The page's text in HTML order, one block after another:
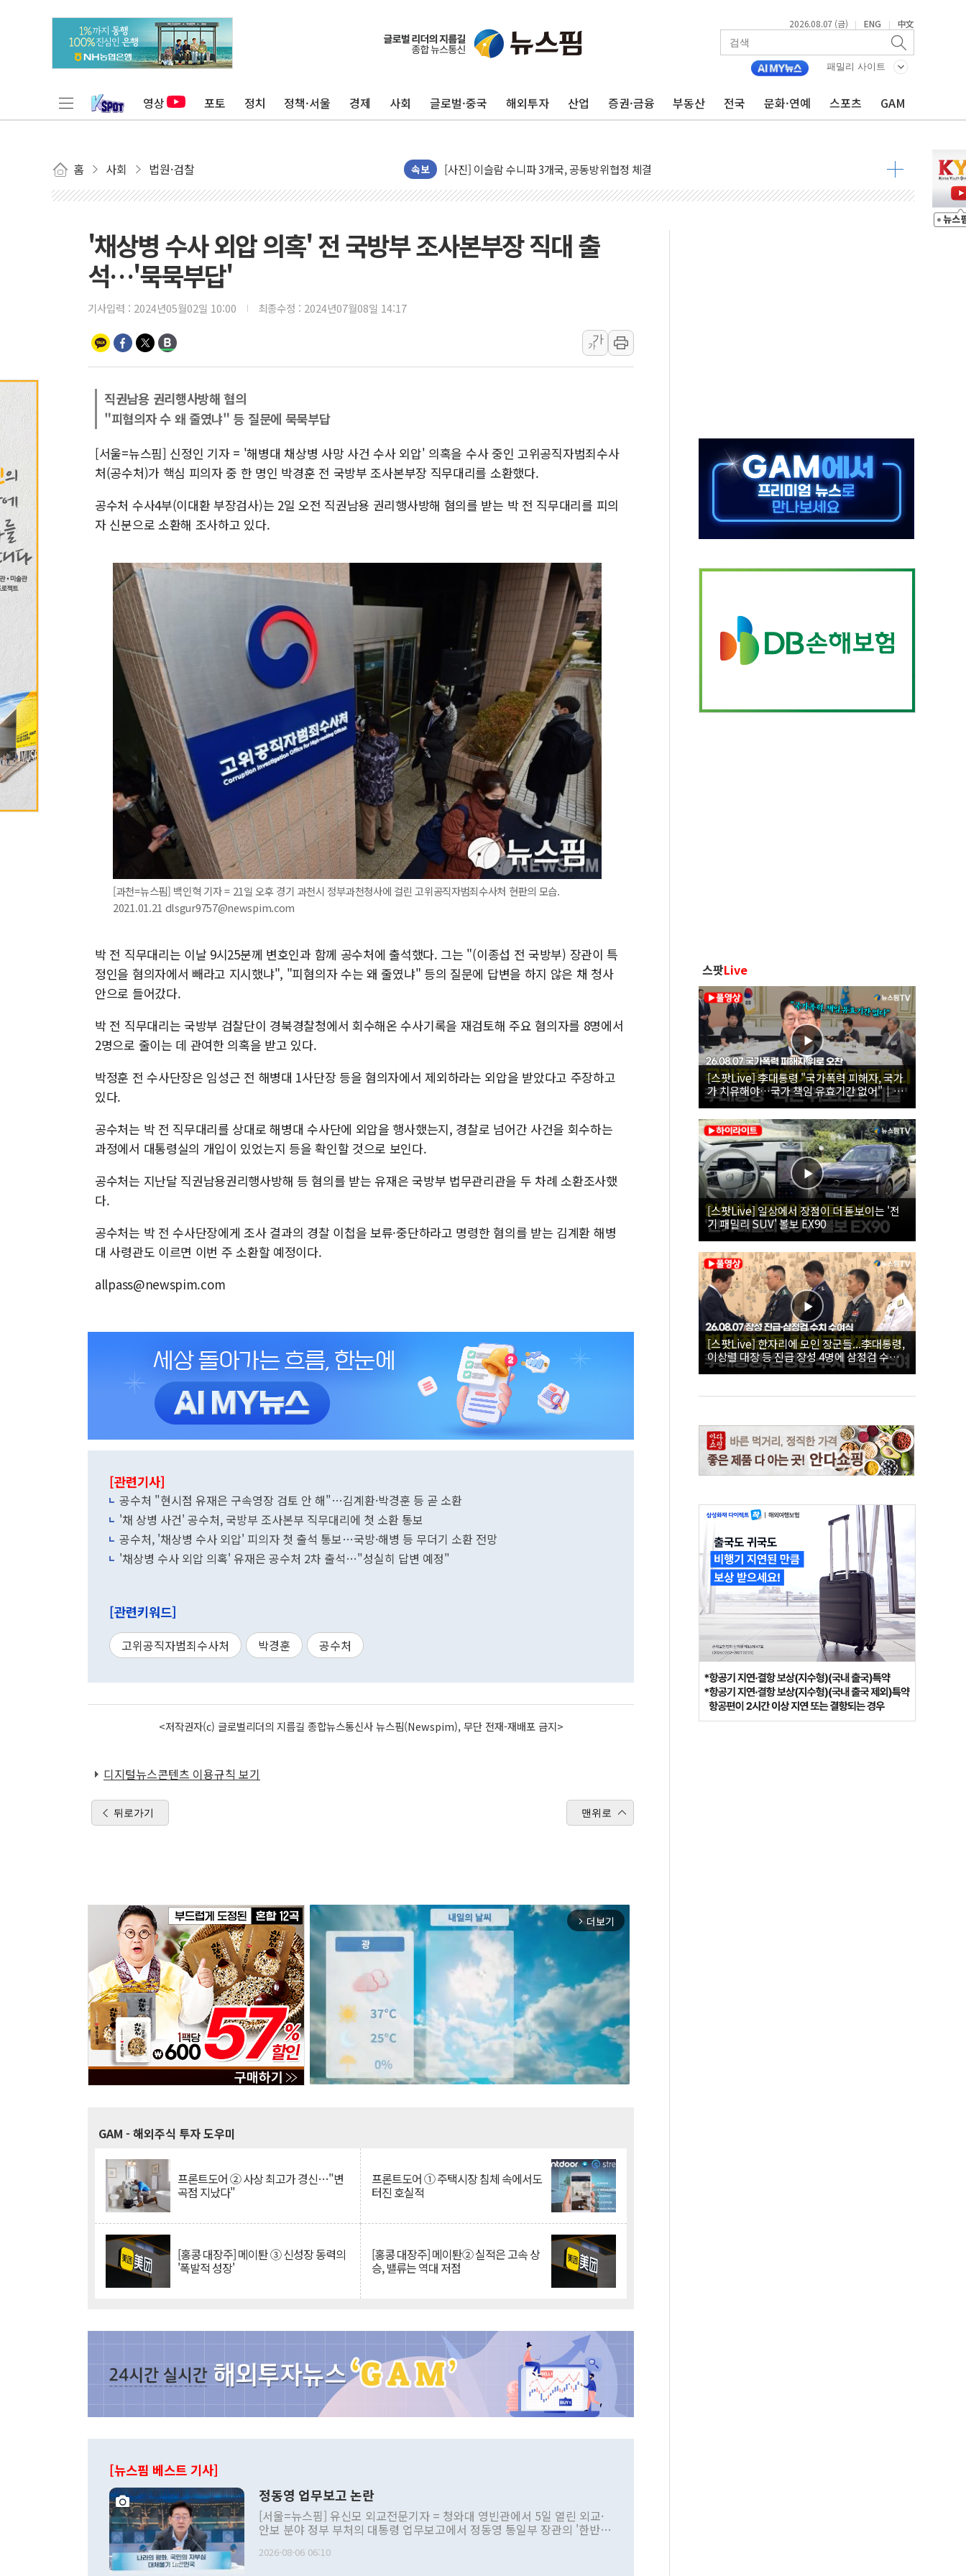
2026.08.07 (금) | ENG | 中文
패밀리 사이트
영상 포토 정치 정책·서울 경제 사회 글로벌·중국 해외투자 산업 증권·금융 부동산 전국 문화·연예 스포츠 GAM
홈 사회 법원·검찰 속보
뉴욕증시 프리뷰, 美 고용 쇼크에 금리 인상 우려 후퇴…나스닥 선물 1%대 상승
[종합] 美 7월 고용 2만3000명 감소 '쇼크'…9월 금리 인상 기대 후퇴
뉴욕증시 개장 전 특징주...아틀라시안·클라우드플레어·태양광주↑ VS 트레이드데스크·웬디스↓
보훈부, 미 DPAA와 MOU… "6·25 미군 실종자 7359명 끝까지 찾겠다"
특정 정치인 측근 포항시 정책특보 내정설...포항시 '시끌'
李 "해남 태양광, 대한민국 다음 100년 밑거름…수도권 집중 완화 전환점"
이란와이어 "이란 최고지도자 위독…곧 사망해도 놀랍지 않아"
남동발전, 해남군에 국내 최대 규모 400MW 태양광 착공…여의도 1.6배 규모
사우디·튀르키예·파키스탄, '공동방위협정' 체결… 수니파 국가들의 새 안보 협력 구도
신길동 신축도 3.3㎡당 7250만원…써밋 클라비온 59㎡ 18억원대
[AI 부동산 투데이] 특공 전략도 '극과 극'…생애최초만 경쟁 치열
'채상병 수사 외압 의혹' 전 국방부 조사본부장 직대 출
석…'묵묵부답'
기사입력 : 2024년05월02일 10:00 최종수정 : 2024년07월08일 14:17
가
가
직권남용 권리행사방해 혐의
"피혐의자 수 왜 줄였냐" 등 질문에 묵묵부답
[서울=뉴스핌] 신정인 기자 = '해병대 채상병 사망 사건 수사 외압' 의혹을 수사 중인 고위공직자범죄수사
처(공수처)가 핵심 피의자 중 한 명인 박경훈 전 국방부 조사본부장 직무대리를 소환했다.
공수처 수사4부(이대환 부장검사)는 2일 오전 직권남용 권리행사방해 혐의를 받는 박 전 직무대리를 피의
자 신분으로 소환해 조사하고 있다.
[과천=뉴스핌] 백인혁 기자 = 21일 오후 경기 과천시 정부과천청사에 걸린 고위공직자범죄수사처 현판의 모습.
2021.01.21 dlsgur9757@newspim.com
박 전 직무대리는 이날 9시25분께 변호인과 함께 공수처에 출석했다. 그는 "(이종섭 전 국방부) 장관이 특
정인을 혐의자에서 빼라고 지시했냐", "피혐의자 수는 왜 줄였냐" 등의 질문에 답변을 하지 않은 채 청사
안으로 들어갔다.
박 전 직무대리는 국방부 검찰단이 경북경찰청에서 회수해온 수사기록을 재검토해 주요 혐의자를 8명에서
2명으로 줄이는 데 관여한 의혹을 받고 있다.
박정훈 전 수사단장은 임성근 전 해병대 1사단장 등을 혐의자에서 제외하라는 외압을 받았다고 주장하고
있다.
공수처는 박 전 직무대리를 상대로 해병대 수사단에 외압을 행사했는지, 경찰로 넘어간 사건을 회수하는
과정에서 대통령실의 개입이 있었는지 등을 확인할 것으로 보인다.
공수처는 지난달 직권남용권리행사방해 등 혐의를 받는 유재은 국방부 법무관리관을 두 차례 소환조사했
다.
공수처는 박 전 수사단장에게 조사 결과의 경찰 이첩을 보류·중단하라고 명령한 혐의를 받는 김계환 해병
대 사령관도 이르면 이번 주 소환할 예정이다.
allpass@newspim.com
[관련기사]
공수처 "현시점 유재은 구속영장 검토 안 해"…김계환·박경훈 등 곧 소환
'채 상병 사건' 공수처, 국방부 조사본부 직무대리에 첫 소환 통보
공수처, '채상병 수사 외압' 피의자 첫 출석 통보…국방·해병 등 무더기 소환 전망
'채상병 수사 외압 의혹' 유재은 공수처 2차 출석…"성실히 답변 예정"
[관련키워드]
고위공직자범죄수사처 박경훈 공수처
<저작권자(c) 글로벌리더의 지름길 종합뉴스통신사 뉴스핌(Newspim), 무단 전재-재배포 금지>
디지털뉴스콘텐츠 이용규칙 보기
뒤로가기 맨위로
arrow_forward_ios 더보기
GAM - 해외주식 투자 도우미
프론트도어 ② 사상 최고가 경신…"변
곡점 지났다"
프론트도어 ① 주택시장 침체 속에서도
터진 호실적
[홍콩 대장주] 메이퇀 ③ 신성장 동력의
'폭발적 성장'
[홍콩 대장주] 메이퇀② 실적은 고속 상
승, 밸류는 역대 저점
[뉴스핌 베스트 기사]
정동영 업무보고 논란
[서울=뉴스핌] 유신모 외교전문기자 = 청와대 영빈관에서 5일 열린 외교·
안보 분야 정부 부처의 대통령 업무보고에서 정동영 통일부 장관의 '한반도
발언 중에는 정부 내 조율을 거치지 않은 사안을 정책으로 추진하겠다고 공
2026-08-06 06:10
스팟Live
[스팟Live] 李대통령 "국가폭력 피해자, 국가
가 치유해야…국가 책임 유효기간 없어"｜
26.08.07 국가폭력 피해자 위로 오찬
[스팟Live] 일상에서 장점이 더 돋보이는 '전
기 패밀리 SUV' 볼보 EX90
[스팟Live] 한자리에 모인 장군들...李대통령,
이상렬 대장 등 진급 장성 4명에 삼정검 수치
직접 수여｜26.08.07 장성 진급·삼정검 수치